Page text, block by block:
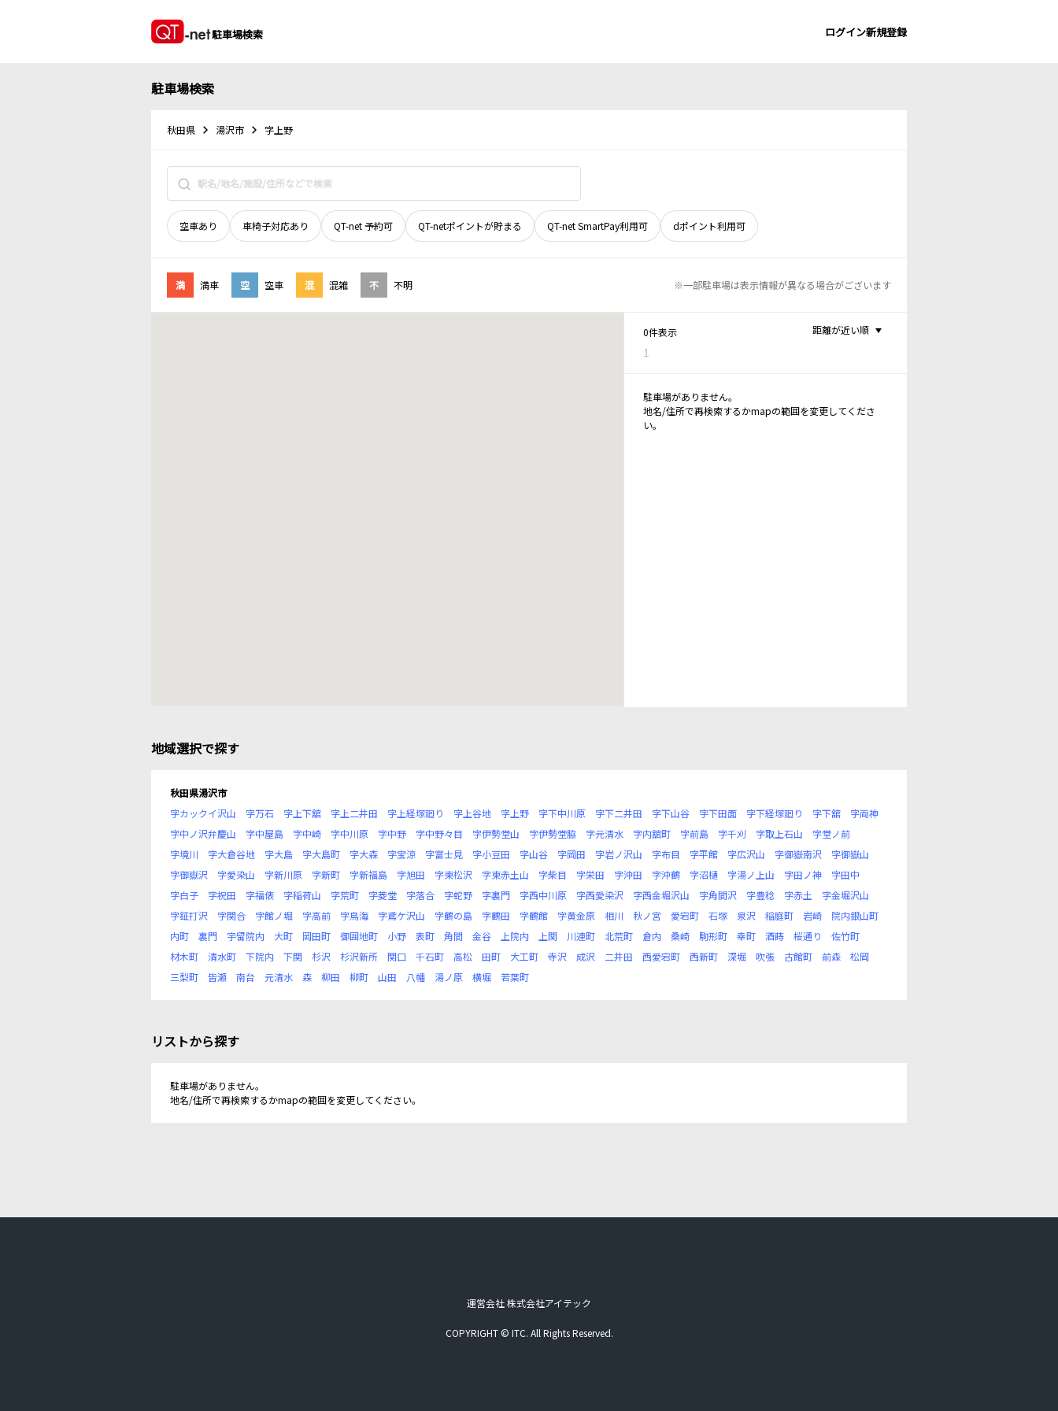
駐車場検索 ログイン新規登録
駐車場検索
秋田県 湯沢市 字上野
空車あり 車椅子対応あり QT-net 予約可 QT-netポイントが貯まる QT-net SmartPay利用可 dポイント利用可
満 満車 空 空車 混 混雑 不 不明 ※一部駐車場は表示情報が異なる場合がございます
0件表示
1
距離が近い順
駐車場がありません。
地名/住所で再検索するかmapの範囲を変更してくださ
い。
地域選択で探す
秋田県湯沢市
字カックイ沢山
字万石 字上下舘 字上二井田 字上経塚廻り 字上谷地 字上野 字下中川原 字下二井田 字下山谷 字下田面 字下経塚廻り 字下舘
字両神
字中ノ沢弁慶山
字中屋島 字中崎 字中川原 字中野 字中野々目 字伊勢堂山 字伊勢堂脇 字元清水 字内舘町 字前島 字千刈 字取上石山
字堂ノ前
字境川
字大倉谷地 字大島 字大島町 字大森 字宝涼 字富士見 字小豆田 字山谷 字岡田 字岩ノ沢山 字布目 字平館 字広沢山 字御嶽南沢
字御嶽山
字御嶽沢
字愛染山 字新川原 字新町 字新福島 字旭田 字東松沢 字東赤土山 字柴目 字栄田 字沖田 字沖鶴 字沼樋 字湯ノ上山 字田ノ神
字田中
字白子
字祝田 字福俵 字稲荷山 字荒町 字菱堂 字落合 字蛇野 字裏門 字西中川原 字西愛染沢 字西金堀沢山 字角間沢 字豊稔 字赤土
字金堀沢山
字鉦打沢
字関合 字館ノ堀 字高前 字鳥海 字鳶ケ沢山 字鶴の島 字鶴田 字鶴館 字黄金原 相川 秋ノ宮 愛宕町 石塚 泉沢 稲庭町 岩崎
院内銀山町
内町
裏門 宇留院内 大町 岡田町 御囲地町 小野 表町 角間 金谷 上院内 上関 川連町 北荒町 倉内 桑崎 駒形町 幸町 酒蒔 桜通り
佐竹町
材木町
清水町 下院内 下関 杉沢 杉沢新所 関口 千石町 高松 田町 大工町 寺沢 成沢 二井田 西愛宕町 西新町 深堀 吹張 古館町 前森
松岡
三梨町
皆瀬 南台 元清水 森 柳田 柳町 山田 八幡 湯ノ原 横堀 若葉町
リストから探す
駐車場がありません。
地名/住所で再検索するかmapの範囲を変更してください。
運営会社 株式会社アイテック
COPYRIGHT © ITC. All Rights Reserved.